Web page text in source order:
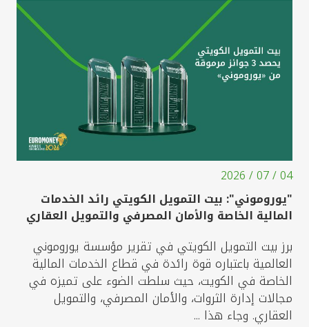
04 / 07 / 2026
"يوروموني": بيت التمويل الكويتي رائد الخدمات
المالية الخاصة والأمان المصرفي والتمويل العقاري
برز بيت التمويل الكويتي في تقرير مؤسسة يوروموني
العالمية باعتباره قوة رائدة في قطاع الخدمات المالية
الخاصة في الكويت، حيث سلطت الضوء على تميزه في
مجالات إدارة الثروات، والأمان المصرفي، والتمويل
العقاري. وجاء هذا ...